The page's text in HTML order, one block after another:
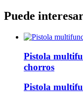
Puede
Pistola
chorros
Pistola